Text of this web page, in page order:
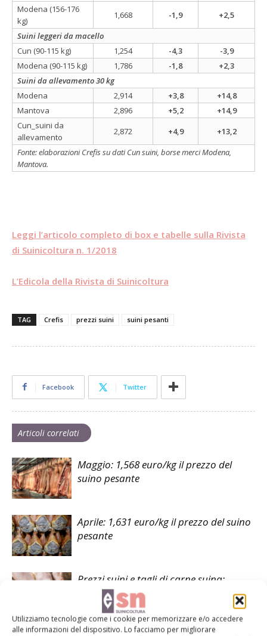
Utilizziamo tecnologie come i cookie per memorizzare e/o accedere
alle informazioni del dispositivo. Lo facciamo per migliorare
Modena (156-176
kg)
1,668 -1,9
+2,5
Suini leggeri da macello
Cun (90-115 kg)
1,254 -4,3
-3,9
Modena (90-115 kg)
1,786 -1,8
+2,3
Suini da allevamento 30 kg
Modena
2,914 +3,8
+14,8
Mantova
2,896 +5,2
+14,9
Cun_suini da
allevamento
2,872 +4,9
+13,2
Fonte: elaborazioni Crefis su dati Cun suini, borse merci Modena,
Mantova.
Leggi l’articolo completo di box e tabelle sulla Rivista
di Suinicoltura n. 1/2018
L’Edicola della Rivista di Suinicoltura
TAG Crefis prezzi suini suini pesanti
Facebook Twitter
Articoli correlati
Maggio: 1,568 euro/kg il prezzo del
suino pesante
Aprile: 1,631 euro/kg il prezzo del suino
pesante
Prezzi suini e tagli di carne suina:
settimana 1-6 giugno